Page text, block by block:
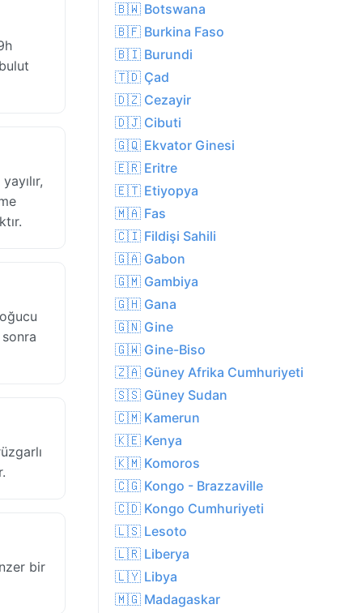
bir
🇧🇼 Botswana
🇧🇫 Burkina Faso
🇧🇮 Burundi
🇹🇩 Çad
🇩🇿 Cezayir
🇩🇯 Cibuti
🇬🇶 Ekvator Ginesi
🇪🇷 Eritre
🇪🇹 Etiyopya
🇲🇦 Fas
🇨🇮 Fildişi Sahili
🇬🇦 Gabon
🇬🇲 Gambiya
🇬🇭 Gana
🇬🇳 Gine
🇬🇼 Gine-Biso
🇿🇦 Güney Afrika Cumhuriyeti
🇸🇸 Güney Sudan
🇨🇲 Kamerun
🇰🇪 Kenya
🇰🇲 Komoros
🇨🇬 Kongo - Brazzaville
🇨🇩 Kongo Cumhuriyeti
🇱🇸 Lesoto
🇱🇷 Liberya
🇱🇾 Libya
🇲🇬 Madagaskar